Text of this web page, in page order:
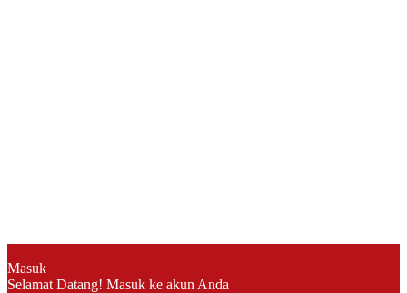
Masuk
Selamat Datang! Masuk ke akun Anda